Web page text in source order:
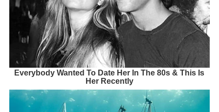
Everybody Wanted To Date Her In The 80s & This Is
Her Recently